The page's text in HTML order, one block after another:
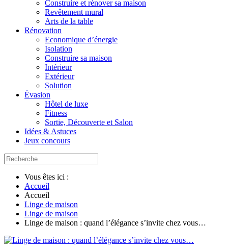
Construire et rénover sa maison
Revêtement mural
Arts de la table
Rénovation
Economique d’énergie
Isolation
Construire sa maison
Intérieur
Extérieur
Solution
Évasion
Hôtel de luxe
Fitness
Sortie, Découverte et Salon
Idées & Astuces
Jeux concours
Vous êtes ici :
Accueil
Accueil
Linge de maison
Linge de maison
Linge de maison : quand l’élégance s’invite chez vous…